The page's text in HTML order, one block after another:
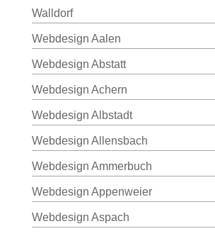
Walldorf
Webdesign Aalen
Webdesign Abstatt
Webdesign Achern
Webdesign Albstadt
Webdesign Allensbach
Webdesign Ammerbuch
Webdesign Appenweier
Webdesign Aspach